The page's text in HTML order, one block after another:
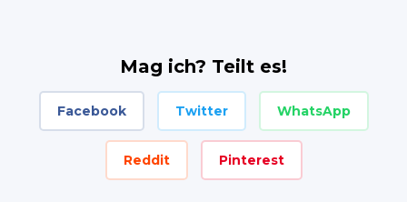
Mag ich? Teilt es!
Facebook Twitter WhatsApp
Reddit Pinterest